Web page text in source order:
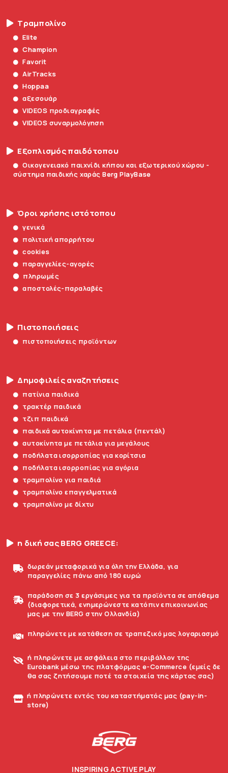
Τραμπολίνο
Elite
Champion
Favorit
AirTracks
Hoppaa
αξεσουάρ
VIDEOS προδιαγραφές
VIDEOS συναρμολόγηση
Εξοπλισμός παιδότοπου
Οικογενειακό παιχνίδι κήπου και εξωτερικού χώρου -
σύστημα παιδικής χαράς Berg PlayBase
Όροι χρήσης ιστότοπου
γενικά
πολιτική απορρήτου
cookies
παραγγελίες-αγορές
πληρωμές
αποστολές-παραλαβές
Πιστοποιήσεις
πιστοποιήσεις προϊόντων
Δημοφιλείς αναζητήσεις
πατίνια παιδικά
τρακτέρ παιδικά
τζιπ παιδικά
παιδικά αυτοκίνητα με πετάλια (πεντάλ)
αυτοκίνητα με πετάλια για μεγάλους
ποδήλατα ισορροπίας για κορίτσια
ποδήλατα ισορροπίας για αγόρια
τραμπολίνο για παιδιά
τραμπολίνο επαγγελματικά
τραμπολίνο με δίχτυ
η δική σας BERG GREECE:
δωρεάν μεταφορικά για όλη την Ελλάδα, για
παραγγελίες πάνω από 180 ευρώ
παράδοση σε 3 εργάσιμες για τα προϊόντα σε απόθεμα
(διαφορετικά, ενημερώνεστε κατόπιν επικοινωνίας
μας με την BERG στην Ολλανδία)
πληρώνετε με κατάθεση σε τραπεζικό μας λογαριασμό
ή πληρώνετε με ασφάλεια στο περιβάλλον της
Eurobank μέσω της πλατφόρμας e-Commerce (εμείς δε
θα σας ζητήσουμε ποτέ τα στοιχεία της κάρτας σας)
ή πληρώνετε εντός του καταστήματός μας (pay-in-
store)
INSPIRING ACTIVE PLAY